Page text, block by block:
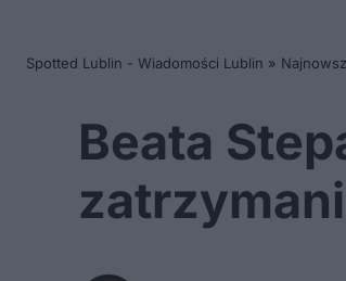
Spotted Lublin - Wiadomości Lublin »
Beata